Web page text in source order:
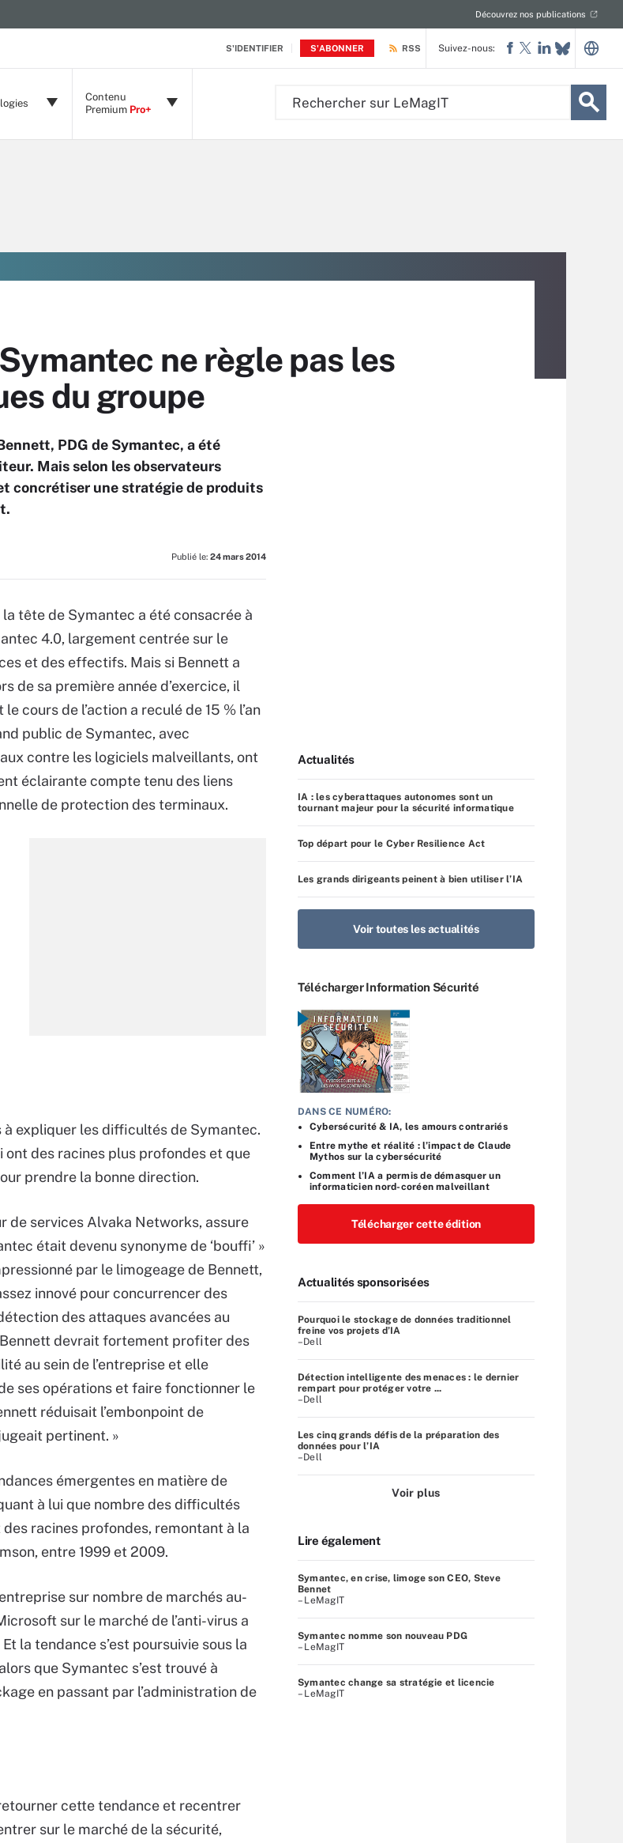
S'IDENTIFIER S'ABONNER
Découvrez nos publications
RSS
Contenu
Premium Pro+
Suivez-nous:
ne règle pas les
du groupe
PDG de Symantec, a été
Mais selon les observateurs
concrétiser une stratégie de produits
Publié le: 24 mars 2014
tête de Symantec a été consacrée à
4.0, largement centrée sur le
et des effectifs. Mais si Bennett a
de sa première année d’exercice, il
cours de l’action a reculé de 15 % l’an
public de Symantec, avec
contre les logiciels malveillants, ont
éclairante compte tenu des liens
de protection des terminaux.
expliquer les difficultés de Symantec.
des racines plus profondes et que
prendre la bonne direction.
de services Alvaka Networks, assure
était devenu synonyme de ‘bouffi’ »
par le limogeage de Bennett,
innové pour concurrencer des
des attaques avancées au
Bennett devrait fortement profiter des
au sein de l’entreprise et elle
ses opérations et faire fonctionner le
réduisait l’embonpoint de
pertinent. »
émergentes en matière de
à lui que nombre des difficultés
racines profondes, remontant à la
entre 1999 et 2009.
sur nombre de marchés au-
sur le marché de l’anti-virus a
la tendance s’est poursuivie sous la
que Symantec s’est trouvé à
en passant par l’administration de
cette tendance et recentrer
sur le marché de la sécurité,
Actualités
IA : les cyberattaques autonomes sont un
tournant majeur pour la sécurité informatique
Top départ pour le Cyber Resilience Act
Les grands dirigeants peinent à bien utiliser l’IA
Voir toutes les actualités
Télécharger Information Sécurité
DANS CE NUMÉRO:
Cybersécurité & IA, les amours contrariés
Entre mythe et réalité : l’impact de Claude
Mythos sur la cybersécurité
Comment l’IA a permis de démasquer un
informaticien nord-coréen malveillant
Télécharger cette édition
Actualités sponsorisées
Pourquoi le stockage de données traditionnel
freine vos projets d’IA
–Dell
Détection intelligente des menaces : le dernier
rempart pour protéger votre ...
–Dell
Les cinq grands défis de la préparation des
données pour l’IA
–Dell
Voir plus
Lire également
Symantec, en crise, limoge son CEO, Steve
Bennet
– LeMagIT
Symantec nomme son nouveau PDG
– LeMagIT
Symantec change sa stratégie et licencie
– LeMagIT